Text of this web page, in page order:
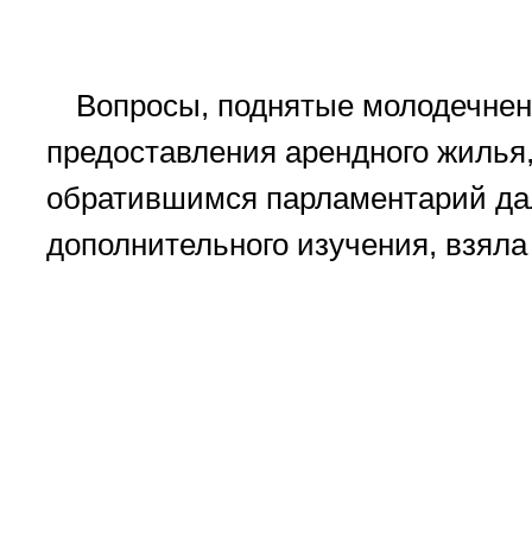
Вопросы, поднятые
предоставления арендного
обратившимся парламентарий
дополнительного изучения,